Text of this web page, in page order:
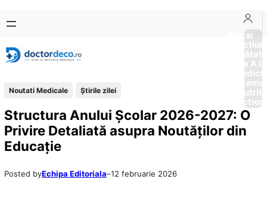
conținut
content
Boli si
Afectiuni
Sănătate
de la A
Noutati Medicale Știrile zilei
Structura Anului Școlar 2026-2027: O
Privire Detaliată asupra Noutăților din
Educație
Posted byEchipa Editoriala–12 februarie 2026